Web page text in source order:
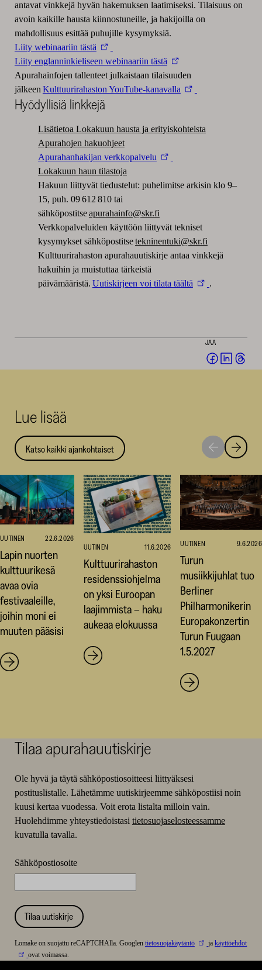
antavat vinkkejä hyvän hakemuksen laatimiseksi. Tilaisuus on
avoin kaikille hausta kiinnostuneille, ja hakijoilla on
mahdollisuus esittää puhujille kysymyksiä.
Liity webinaariin tästä
Liity englanninkieliseen webinaariin tästä
Apurahainfojen tallenteet julkaistaan tilaisuuden
jälkeenKulttuurirahaston YouTube-kanavalla
Hyödyllisiä linkkejä
Lisätietoa Lokakuun hausta ja erityiskohteista
Apurahojen hakuohjeet
Apurahanhakijan verkkopalvelu
Lokakuun haun tilastoja
Hakuun liittyvät tiedustelut: puhelimitse arkisin klo 9–
15, puh. 09 612 810 tai
sähköpostitseapurahainfo@skr.fi
Verkkopalveluiden käyttöön liittyvät tekniset
kysymykset sähköpostitsetekninentuki@skr.fi
Kulttuurirahaston apurahauutiskirje antaa vinkkejä
hakuihin ja muistuttaa tärkeistä
päivämääristä. Uutiskirjeen voi tilata täältä .
JAA
Jaa Jaa
Lue lisää
Katso kaikki ajankohtaiset
Siirry
seuraavaan
Siirry
UUTINEN 22.6.2026
Lapin nuorten
kulttuurikesä
avaa ovia
festivaaleille,
joihin moni ei
muuten pääsisi
UUTINEN 11.6.2026
Kulttuurirahaston
residenssiohjelma
on yksi Euroopan
laajimmista – haku
aukeaa elokuussa
UUTINEN 9.6.2026
Turun
musiikkijuhlat tuo
Berliner
Philharmonikerin
Europakonzertin
Turun Fuugaan
1.5.2027
Tilaa apurahauutiskirje
Ole hyvä ja täytä sähköpostiosoitteesi liittyäksesi
postituslistalle. Lähetämme uutiskirjeemme sähköpostiisi noin
kuusi kertaa vuodessa. Voit erota listalta milloin vain.
Huolehdimme yhteystiedoistasi tietosuojaselosteessamme
kuvatulla tavalla.
Sähköpostiosoite
Tilaa uutiskirje
Lomake on suojattu reCAPTCHAlla. Googlen tietosuojakäytäntö jakäyttöehdot
ovat voimassa.